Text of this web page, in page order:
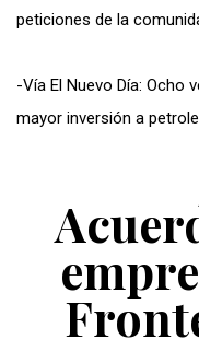
peticiones de la
-Vía El Nuevo Día: Ocho
mayor inversión a